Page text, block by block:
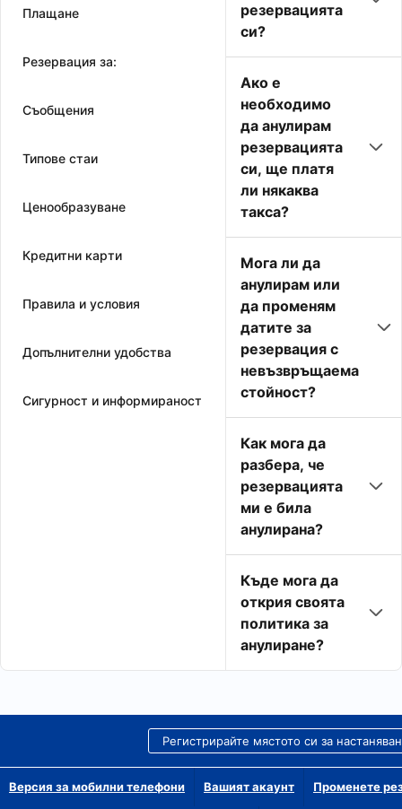
Плащане
Резервация за:
Съобщения
Типове стаи
Ценообразуване
Кредитни карти
Правила и условия
Допълнителни удобства
Сигурност и информираност
резервацията
си?
Ако е
необходимо
да анулирам
резервацията
си, ще платя
ли някаква
такса?
Мога ли да
анулирам или
да променям
датите за
резервация с
невъзвръщаема
стойност?
Как мога да
разбера, че
резервацията
ми е била
анулирана?
Къде мога да
открия своята
политика за
анулиране?
Регистрирайте мястото си за
Версия за мобилни телефони Вашият акаунт Променете